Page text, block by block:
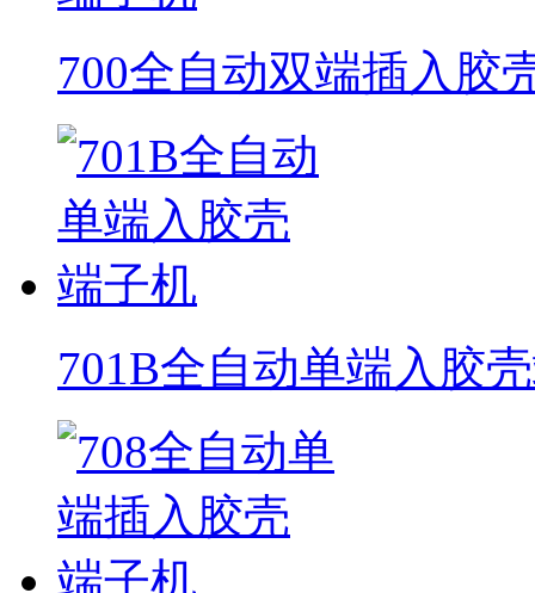
700全自动双端插入胶
701B全自动单端入胶